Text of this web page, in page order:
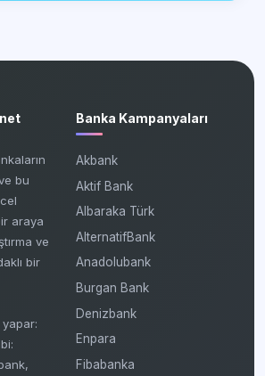
bu
araya
ve
bir
yapar:
Banka Kampanyaları
Akbank
Aktif Bank
Albaraka Türk
AlternatifBank
Anadolubank
Burgan Bank
Denizbank
Enpara
Fibabanka